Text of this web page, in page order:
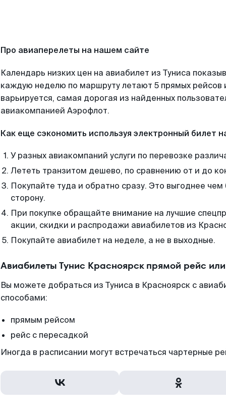
Про авиаперелеты на нашем сайте
Календарь низких цен на авиабилет из Туниса
каждую неделю по маршруту летают 5 прямых рейсов
варьируется, самая дорогая из найденных
авиакомпанией Аэрофлот.
Как еще сэкономить используя электронный билет
У разных авиакомпаний услуги по перевозке
Лететь транзитом дешево, по сравнению от и до
Покупайте туда и обратно сразу. Это выгоднее
сторону.
При покупке обращайте внимание на лучшие
акции, скидки и распродажи авиабилетов из
Покупайте авиабилет на неделе, а не в выходные.
Авиабилеты Тунис Красноярск прямой рейс
Вы можете добраться из Туниса в Красноярск с
способами:
прямым рейсом
рейс с пересадкой
Иногда в расписании могут встречаться чартерные